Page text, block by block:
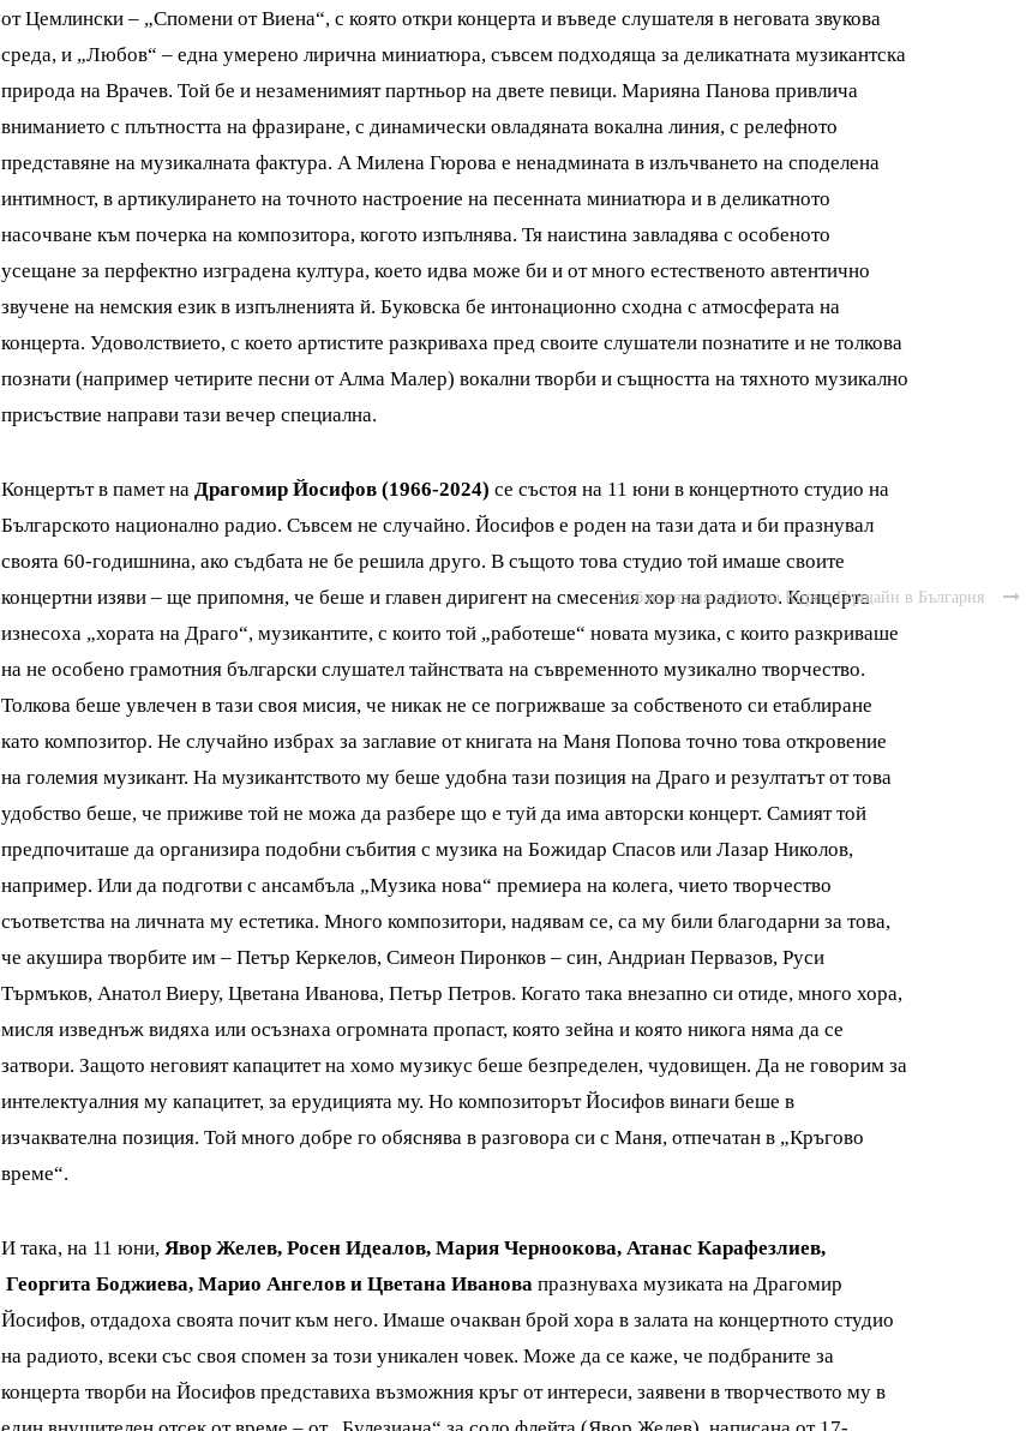

За блестящия дебют на Кирил Герщайн в България
от Цемлински – „Спомени от Виена“, с която откри концерта и въведе слушателя в неговата звукова
среда, и „Любов“ – една умерено лирична миниатюра, съвсем подходяща за деликатната музикантска
природа на Врачев. Той бе и незаменимият партньор на двете певици. Марияна Панова привлича
вниманието с плътността на фразиране, с динамически овладяната вокална линия, с релефното
представяне на музикалната фактура. А Милена Гюрова е ненадмината в излъчването на споделена
интимност, в артикулирането на точното настроение на песенната миниатюра и в деликатното
насочване към почерка на композитора, когото изпълнява. Тя наистина завладява с особеното
усещане за перфектно изградена култура, което идва може би и от много естественото автентично
звучене на немския език в изпълненията й. Буковска бе интонационно сходна с атмосферата на
концерта. Удоволствието, с което артистите разкриваха пред своите слушатели познатите и не толкова
познати (например четирите песни от Алма Малер) вокални творби и същността на тяхното музикално
присъствие направи тази вечер специална.
Концертът в памет на Драгомир Йосифов (1966-2024) се състоя на 11 юни в концертното студио на
Българското национално радио. Съвсем не случайно. Йосифов е роден на тази дата и би празнувал
своята 60-годишнина, ако съдбата не бе решила друго. В същото това студио той имаше своите
концертни изяви – ще припомня, че беше и главен диригент на смесения хор на радиото. Концерта
изнесоха „хората на Драго“, музикантите, с които той „работеше“ новата музика, с които разкриваше
на не особено грамотния български слушател тайнствата на съвременното музикално творчество.
Толкова беше увлечен в тази своя мисия, че никак не се погрижваше за собственото си етаблиране
като композитор. Не случайно избрах за заглавие от книгата на Маня Попова точно това откровение
на големия музикант. На музикантството му беше удобна тази позиция на Драго и резултатът от това
удобство беше, че приживе той не можа да разбере що е туй да има авторски концерт. Самият той
предпочиташе да организира подобни събития с музика на Божидар Спасов или Лазар Николов,
например. Или да подготви с ансамбъла „Музика нова“ премиера на колега, чието творчество
съответства на личната му естетика. Много композитори, надявам се, са му били благодарни за това,
че акушира творбите им – Петър Керкелов, Симеон Пиронков – син, Андриан Первазов, Руси
Търмъков, Анатол Виеру, Цветана Иванова, Петър Петров. Когато така внезапно си отиде, много хора,
мисля изведнъж видяха или осъзнаха огромната пропаст, която зейна и която никога няма да се
затвори. Защото неговият капацитет на хомо музикус беше безпределен, чудовищен. Да не говорим за
интелектуалния му капацитет, за ерудицията му. Но композиторът Йосифов винаги беше в
изчаквателна позиция. Той много добре го обяснява в разговора си с Маня, отпечатан в „Кръгово
време“.
И така, на 11 юни, Явор Желев, Росен Идеалов, Мария Черноокова, Атанас Карафезлиев,
Георгита Боджиева, Марио Ангелов и Цветана Иванова празнуваха музиката на Драгомир
Йосифов, отдадоха своята почит към него. Имаше очакван брой хора в залата на концертното студио
на радиото, всеки със своя спомен за този уникален човек. Може да се каже, че подбраните за
концерта творби на Йосифов представиха възможния кръг от интереси, заявени в творчеството му в